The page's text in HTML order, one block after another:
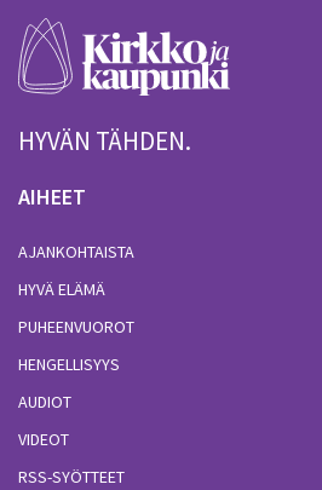
HYVÄN TÄHDEN.
AIHEET
AJANKOHTAISTA
HYVÄ ELÄMÄ
PUHEENVUOROT
HENGELLISYYS
AUDIOT
VIDEOT
RSS-SYÖTTEET